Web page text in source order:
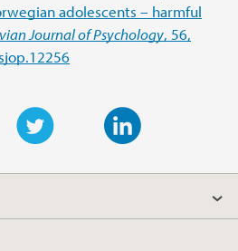
adolescents – harmful
Journal of Psychology, 56,
w
t
i
k